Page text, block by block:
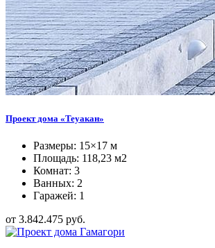
Проект дома «Теуакан»
Размеры: 15×17 м
Площадь: 118,23 м2
Комнат: 3
Ванных: 2
Гаражей: 1
от 3.842.475 руб.